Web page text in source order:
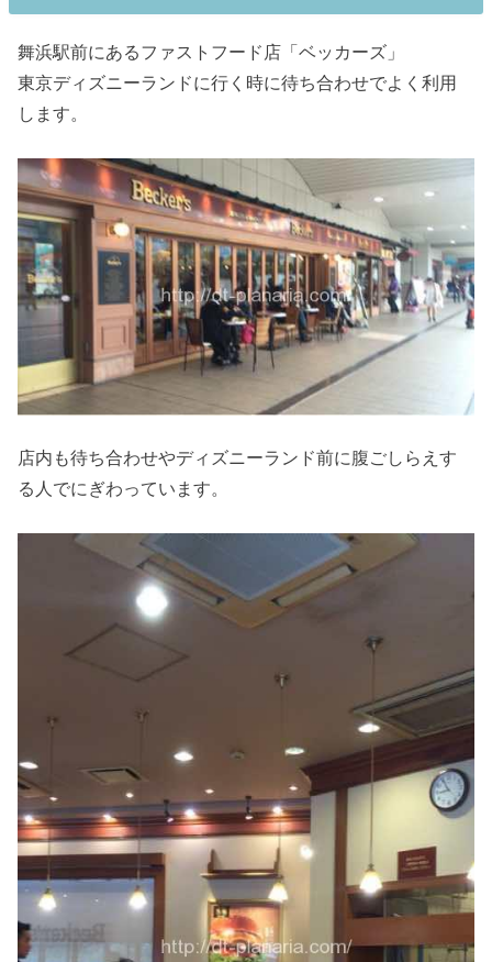
舞浜駅前にあるファストフード店「ベッカーズ」
東京ディズニーランドに行く時に待ち合わせでよく利用
します。
店内も待ち合わせやディズニーランド前に腹ごしらえす
る人でにぎわっています。